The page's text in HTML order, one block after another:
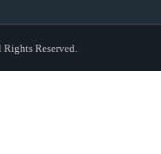
Reserved.